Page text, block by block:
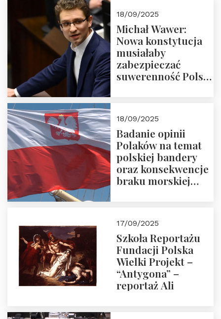
18/09/2025
Michał Wawer:
Nowa konstytucja
musiałaby
zabezpieczać
suwerenność Polski
18/09/2025
Badanie opinii
Polaków na temat
polskiej bandery
oraz konsekwencje
braku morskiej
17/09/2025
Szkoła Reportażu
Fundacji Polska
Wielki Projekt –
“Antygona” –
reportaż Ali